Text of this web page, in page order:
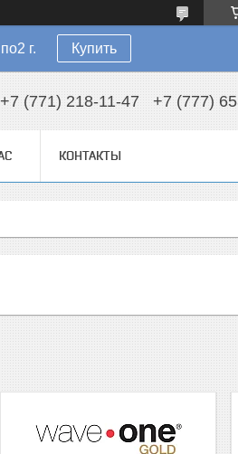
г. Купить
+7 (771) 218-11-47 +7 (777)
КОНТАКТЫ